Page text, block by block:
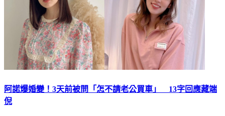
阿諾爆婚變！3天前被問「怎不請老公買車」 13字回應藏端
倪